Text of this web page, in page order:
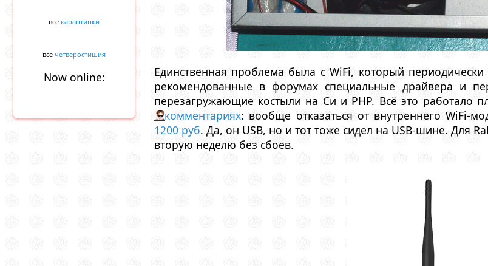
все карантинки
все четверостишия
Now online:
Единственная проблема была с WiFi, который
рекомендованные в форумах специальные драйвера и
перезагружающие костыли на Cи и PHP. Всё это работало
комментариях: вообще отказаться от внутреннего WiFi-
1200 руб. Да, он USB, но и тот тоже сидел на USB-шине. Для
вторую неделю без сбоев.